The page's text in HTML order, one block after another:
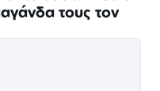
τους τον